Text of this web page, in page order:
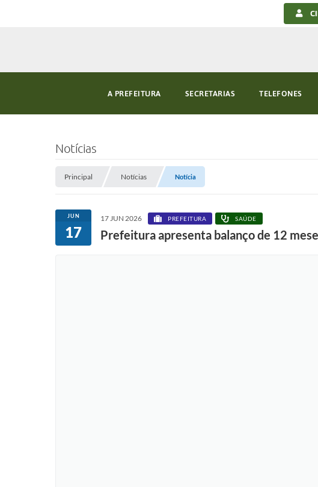
A PREFEITURA SECRETARIAS TELEFONES
Notícias
Principal Notícias Notícia
JUN
17
17 JUN 2026 PREFEITURA SAÚDE
Prefeitura apresenta balanço de 12